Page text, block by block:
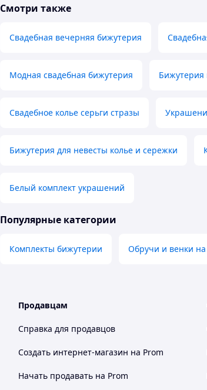
Смотри также
Свадебная вечерняя бижутерия
Модная свадебная бижутерия Бижутерия
Свадебное колье серьги стразы
Бижутерия для невесты колье и сережки
Белый комплект украшений
Популярные категории
Комплекты бижутерии Обручи и венки на
Продавцам
Справка для продавцов
Создать интернет-магазин на Prom
Начать продавать на Prom